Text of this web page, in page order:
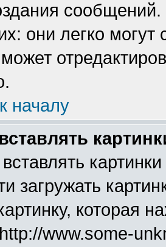
сообщений.
они легко
началу
загружать
которая
www.some-